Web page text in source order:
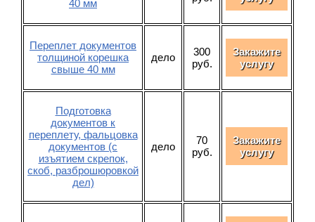
40 мм
Переплет документов
толщиной корешка
свыше 40 мм
дело
300
руб.
Закажите
услугу
Подготовка
документов к
переплету, фальцовка
документов (с
изъятием скрепок,
скоб, разброшюровкой
дел)
дело
70
руб.
Закажите
услугу